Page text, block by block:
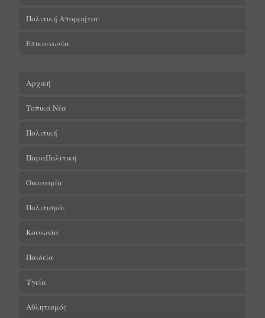
Πολιτική Απορρήτου
Επικοινωνία
Αρχική
Τοπικά Νέα
Πολιτική
ΠαραΠολιτική
Οικονομία
Πολιτισμός
Κοινωνία
Παιδεία
Υγεία
Αθλητισμός